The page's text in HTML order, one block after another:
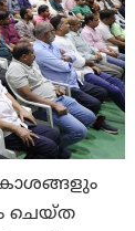
ചെയ്ത